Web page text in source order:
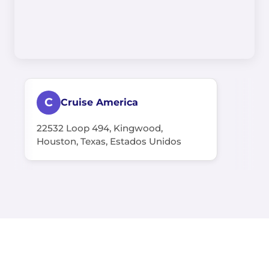
C Cruise America
22532 Loop 494, Kingwood,
Houston, Texas, Estados Unidos